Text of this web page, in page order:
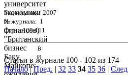
Год издания: 2007
№ журнала: 1
Стр. : 109-111
Статьи в журнале 100 - 102 из 174
Начало|Пред. | 32 33 34 35 36 |